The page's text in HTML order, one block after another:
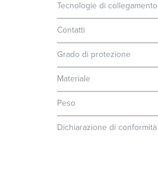
Tecnologie di collegamento
Contatti
Grado di protezione
Materiale
Peso
Dichiarazione di conformità